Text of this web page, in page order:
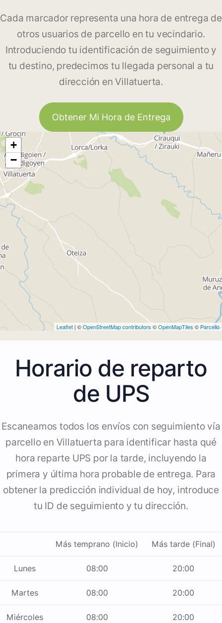
Cada marcador representa una hora de entrega de
otros usuarios de parcello en tu vecindario.
Introduciendo tu identificación de seguimiento y
tu destino, predecimos tu llegada personal a tu
dirección en Villatuerta.
Obtener Mi Hora de Entrega
+
−
Leaflet | ©OpenStreetMap contributors ©OpenMapTiles © Parcello
Horario de reparto
de UPS
Escaneamos todos los envíos con seguimiento vía
parcello en Villatuerta para identificar hasta qué
hora reparte UPS por la tarde, incluyendo la
primera y última hora probable de entrega. Para
obtener la predicción individual de hoy, introduce
tu ID de seguimiento y tu dirección.
Más temprano (Inicio) Más tarde (Final)
Lunes 08:00 20:00
Martes 08:00 20:00
Miércoles 08:00 20:00